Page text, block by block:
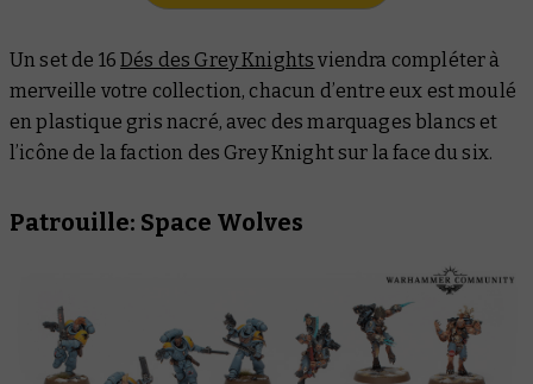
Un set de 16Dés des Grey Knights viendra compléter à
merveille votre collection, chacun d’entre eux est moulé
en plastique gris nacré, avec des marquages blancs et
l’icône de la faction des Grey Knight sur la face du six.
Patrouille: Space Wolves